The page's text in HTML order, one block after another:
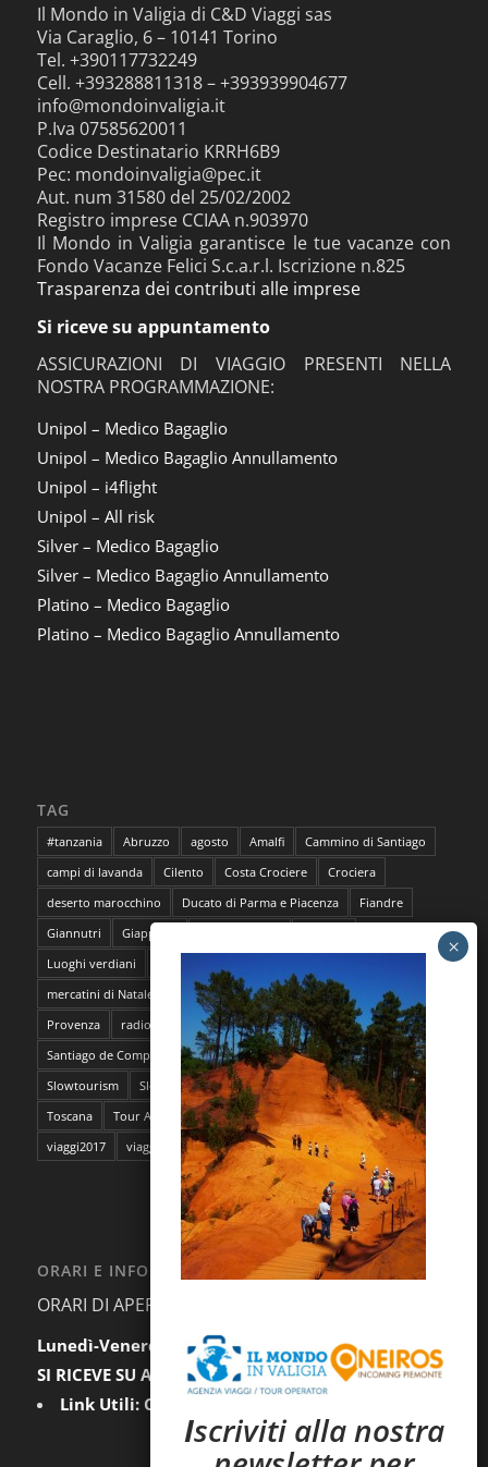
Il Mondo in Valigia di C&D Viaggi sas
Via Caraglio, 6 – 10141 Torino
Tel. +390117732249
Cell. +393288811318 – +393939904677
info@mondoinvaligia.it
P.Iva 07585620011
Codice Destinatario KRRH6B9
Pec: mondoinvaligia@pec.it
Aut. num 31580 del 25/02/2002
Registro imprese CCIAA n.903970
Il Mondo in Valigia garantisce le tue vacanze con
Fondo Vacanze Felici S.c.a.r.l. Iscrizione n.825
Trasparenza dei contributi alle imprese
Si riceve su appuntamento
ASSICURAZIONI DI VIAGGIO PRESENTI NELLA
NOSTRA PROGRAMMAZIONE:
Unipol – Medico Bagaglio
Unipol – Medico Bagaglio Annullamento
Unipol – i4flight
Unipol – All risk
Silver – Medico Bagaglio
Silver – Medico Bagaglio Annullamento
Platino – Medico Bagaglio
Platino – Medico Bagaglio Annullamento
TAG
#tanzania Abruzzo agosto Amalfi
Cammino di Santiago
campi di lavanda
Cilento Costa Crociere
Crociera
deserto marocchino
Ducato di Parma e Piacenza
Fiandre
Giannutri
Giappone
Luoghi verdiani
mercatini di Natale
napoli pantelleria Parma
Pescara
Provenza
radioMBun Ragusa safari fotografico
Sahara
Santiago de Compostela
sentieri dell'ocra Sicilia
Siti Unesco
Slowtourism
Slow Trekking Soggiorno a Ischia
Stoccolma
Toscana
Tour Abruzzo tour Giappone viaggi
viaggi2016
viaggi2017
viaggi da film
ORARI E INFORMAZIONI
ORARI DI APERTURA AL PUBBLICO:
Lunedì-Venerdì:
9.30-12.30 / 15.00-18.00
SI RICEVE SU APPUNTAMENTO
Link Utili: Condizioni Generali
Iscriviti alla nostra